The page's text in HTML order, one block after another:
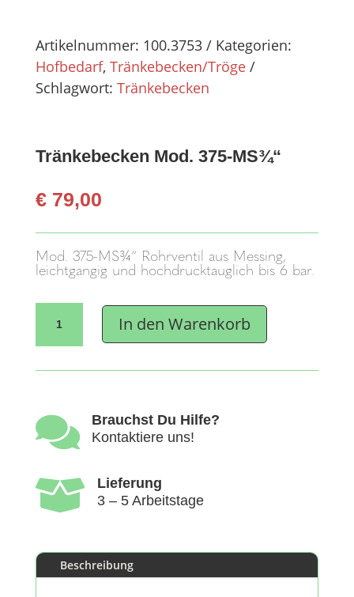
Artikelnummer: 100.3753
Kategorien:
Hofbedarf, Tränkebecken/Tröge
Schlagwort: Tränkebecken
Tränkebecken Mod. 375-MS¾“
€79,00
Mod. 375-MS¾“ Rohrventil aus Messing,
leichtgängig und hochdrucktauglich bis 6 bar.
Tränkebecken
Mod.
375-
In den Warenkorb

Brauchst Du Hilfe?
Kontaktiere uns!

Lieferung
3 – 5 Arbeitstage
Beschreibung